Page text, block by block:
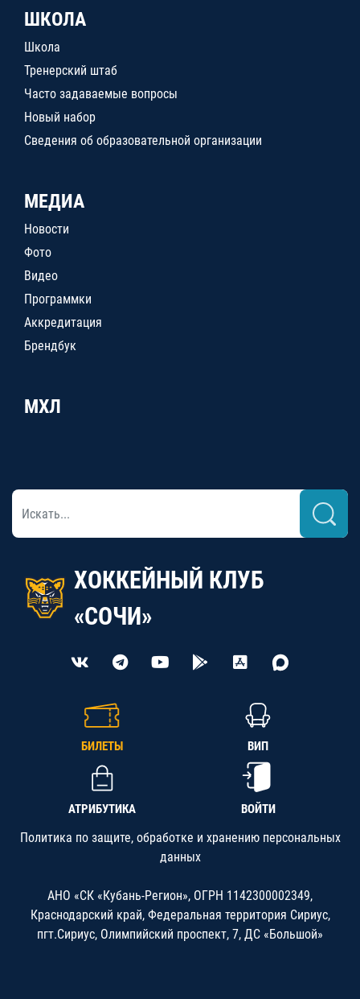
ШКОЛА
Школа
Тренерский штаб
Часто задаваемые вопросы
Новый набор
Сведения об образовательной организации
МЕДИА
Новости
Фото
Видео
Программки
Аккредитация
Брендбук
МХЛ
ХОККЕЙНЫЙ КЛУБ
«СОЧИ»
БИЛЕТЫ ВИП
АТРИБУТИКА ВОЙТИ
Политика по защите, обработке и хранению персональных
данных
АНО «СК «Кубань-Регион», ОГРН 1142300002349,
Краснодарский край, Федеральная территория Сириус,
пгт.Сириус, Олимпийский проспект, 7, ДС «Большой»